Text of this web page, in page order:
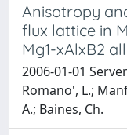
Anisotropy
flux lattice in
Mg1-xAlxB2
2006-01-01
Romano', L.;
A.; Baines, Ch.